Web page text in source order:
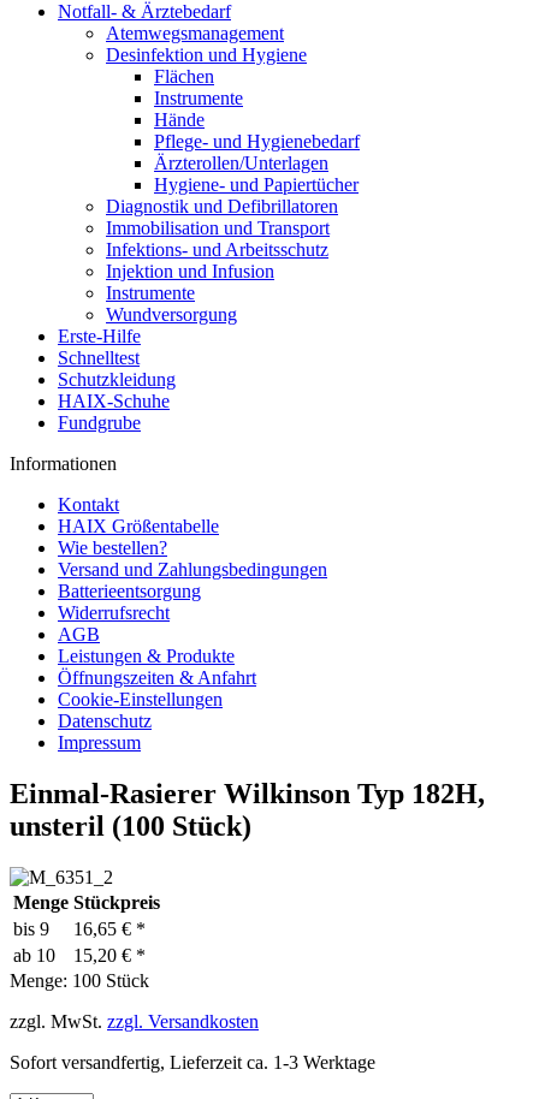
Notfall- & Ärztebedarf
Atemwegsmanagement
Desinfektion und Hygiene
Flächen
Instrumente
Hände
Pflege- und Hygienebedarf
Ärzterollen/Unterlagen
Hygiene- und Papiertücher
Diagnostik und Defibrillatoren
Immobilisation und Transport
Infektions- und Arbeitsschutz
Injektion und Infusion
Instrumente
Wundversorgung
Erste-Hilfe
Schnelltest
Schutzkleidung
HAIX-Schuhe
Fundgrube
Informationen
Kontakt
HAIX Größentabelle
Wie bestellen?
Versand und Zahlungsbedingungen
Batterieentsorgung
Widerrufsrecht
AGB
Leistungen & Produkte
Öffnungszeiten & Anfahrt
Cookie-Einstellungen
Datenschutz
Impressum
Einmal-Rasierer Wilkinson Typ 182H,
unsteril (100 Stück)
Menge Stückpreis
bis 9
16,65 € *
ab 10
15,20 € *
Menge: 100 Stück
zzgl. MwSt. zzgl. Versandkosten
Sofort versandfertig, Lieferzeit ca. 1-3 Werktage